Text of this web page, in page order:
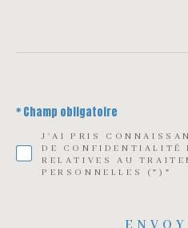
J'AI PRIS
DE CONFIDENTIALITÉ
RELATIVES AU
PERSONNELLES (*)*
* Champ obligatoire